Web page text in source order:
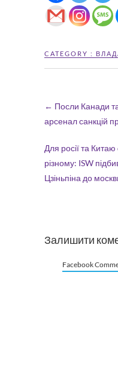
CATEGORY :
← Посли Канади
арсенал санкцій
Для росії та
різному: ISW
Цзіньпіна до
Залишити
Facebook